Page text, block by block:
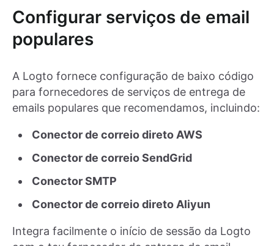
Configurar serviços de email
populares
A Logto fornece configuração de baixo código
para fornecedores de serviços de entrega de
emails populares que recomendamos, incluindo:
Conector de correio direto AWS
Conector de correio SendGrid
Conector SMTP
Conector de correio direto Aliyun
Integra facilmente o início de sessão da Logto